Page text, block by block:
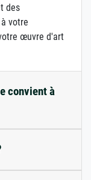
des
votre
œuvre d'art
convient à